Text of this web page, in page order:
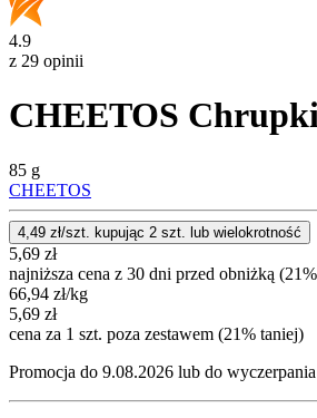
4.9
z 29 opinii
CHEETOS
85 g
CHEETOS
4,49 zł/szt. kupując 2 szt. lub wielokrotność
5,69 zł
najniższa cena z 30 dni przed obniżką
66,94 zł/kg
5,69 zł
cena za 1 szt. poza zestawem (21% taniej)
Promocja do 9.08.2026 lub do